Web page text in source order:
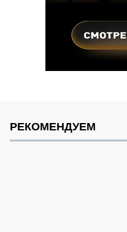
РЕКОМЕНДУЕМ